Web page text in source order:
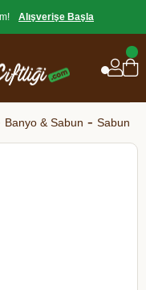
Alışverişe Başla
Banyo & Sabun Sabun